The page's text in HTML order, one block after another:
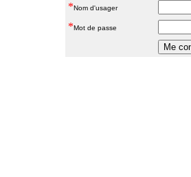
*Nom d'usager
*Mot de passe